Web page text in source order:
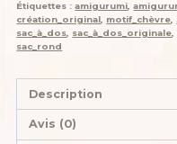
Étiquettes :amigurumi,
création_original, motif_chèvre,
sac_à_dos, sac_à_dos_originale,
sac_rond
Description
Avis (0)